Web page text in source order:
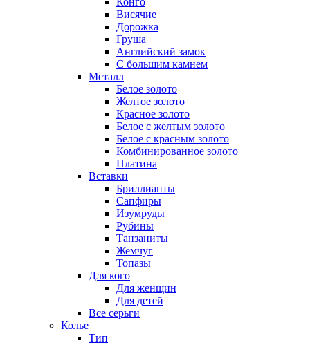
Висячие
Дорожка
Груша
Английский замок
С большим камнем
Металл
Белое золото
Желтое золото
Красное золото
Белое с желтым золото
Белое с красным золото
Комбинированное золото
Платина
Вставки
Бриллианты
Сапфиры
Изумруды
Рубины
Танзаниты
Жемчуг
Топазы
Для кого
Для женщин
Для детей
Все серьги
Колье
Тип